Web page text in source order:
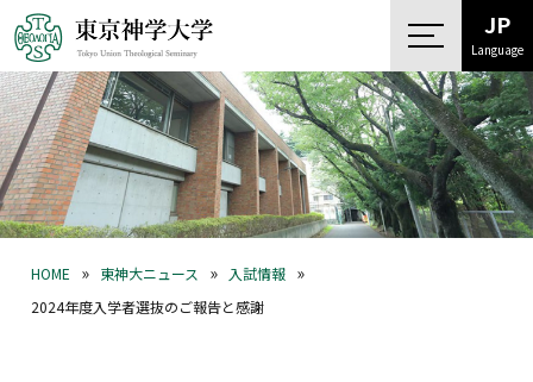
JP
Language
HOME » 東神大ニュース » 入試情報 »
2024年度入学者選抜のご報告と感謝